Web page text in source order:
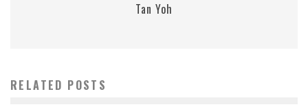
Tan Yoh
RELATED POSTS